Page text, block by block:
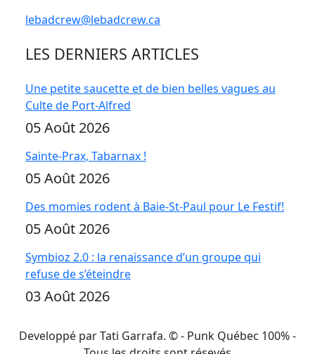
lebadcrew@lebadcrew.ca
LES DERNIERS ARTICLES
Une petite saucette et de bien belles vagues au
Culte de Port-Alfred
05 Août 2026
Sainte-Prax, Tabarnax !
05 Août 2026
Des momies rodent à Baie-St-Paul pour Le Festif!
05 Août 2026
Symbioz 2.0 : la renaissance d’un groupe qui
refuse de s’éteindre
03 Août 2026
Developpé par Tati Garrafa. ©- Punk Québec 100% -